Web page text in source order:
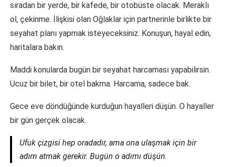
sıradan bir yerde, bir kafede, bir otobüste olacak. Meraklı
ol, çekinme. İlişkisi olan Oğlaklar için partnerinle birlikte bir
seyahat planı yapmak isteyeceksiniz. Konuşun, hayal edin,
haritalara bakın.
Maddi konularda bugün bir seyahat harcaması yapabilirsin.
Ucuz bir bilet, bir otel bakma. Harcama, sadece bak.
Gece eve döndüğünde kurduğun hayalleri düşün. O hayaller
bir gün gerçek olacak.
Ufuk çizgisi hep oradadır, ama ona ulaşmak için bir
adım atmak gerekir. Bugün o adımı düşün.